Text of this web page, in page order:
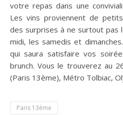
votre repas dans une
Les vins proviennent de
des surprises à ne surtout pas
midi, les samedis et
qui saura satisfaire vos
brunch. Vous le trouverez au
(Paris 13ème), Métro Tolbiac,
Paris 13ème